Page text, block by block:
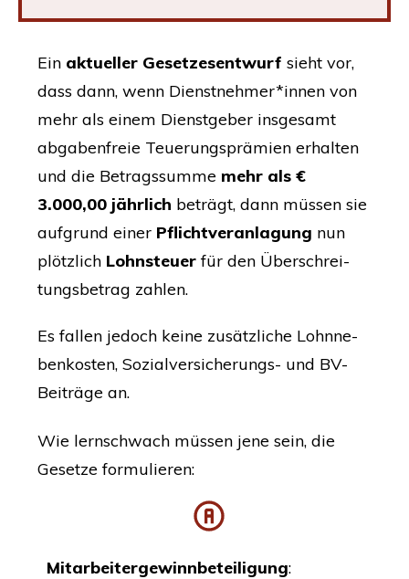
Ein aktu­el­ler Geset­zes­ent­wurf sieht vor,
dass dann, wenn Dienstnehmer*innen von
mehr als einem Dienst­ge­ber ins­ge­samt
abga­ben­freie Teue­rungs­prä­mi­en erhal­ten
und die Betrags­sum­me mehr als €
3.000,00 jähr­lich beträgt, dann müs­sen sie
auf­grund einer Pflicht­ver­an­la­gung nun
plötz­lich Lohn­steu­erfür den Über­schrei­
tungs­be­trag zahlen.
Es fal­len jedoch kei­ne zusätz­li­che Lohn­ne­
ben­kos­ten, Sozi­al­ver­si­che­rungs- und BV-
Bei­trä­ge an.
Wie lern­schwach müs­sen jene sein, die
Geset­ze formulieren:
Mit­ar­bei­ter­ge­winn­be­tei­li­gung: